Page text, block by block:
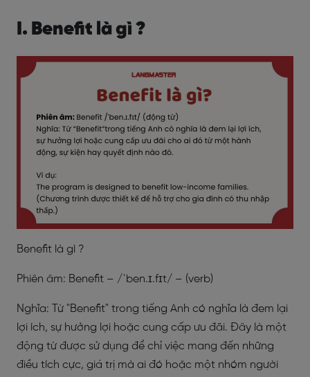
I. Benefit là gì ?
Benefit là gì ?
Phiên âm: Benefit – /ˈben.ɪ.fɪt/ – (verb)
Nghĩa: Từ "Benefit" trong tiếng Anh có nghĩa là đem lại
lợi ích, sự hưởng lợi hoặc cung cấp ưu đãi. Đây là một
động từ được sử dụng để chỉ việc mang đến những
điều tích cực, giá trị mà ai đó hoặc một nhóm người